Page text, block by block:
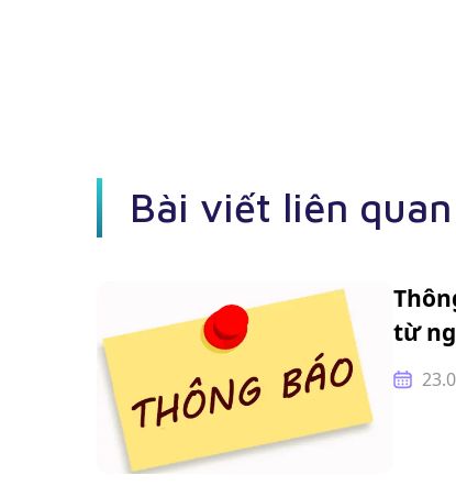
Bài viết liên quan
từ